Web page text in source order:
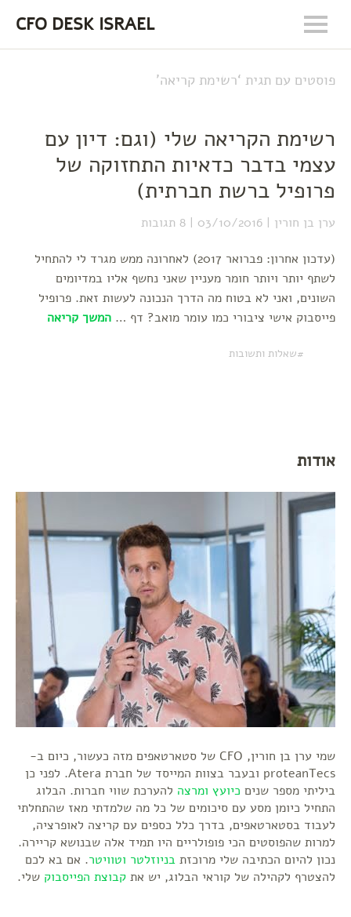
CFO DESK ISRAEL
פוסטים עם תגית ‘רשימת קריאה’
רשימת הקריאה שלי (וגם: דיון עם
עצמי בדבר כדאיות התחזוקה של
פרופיל ברשת חברתית)
ערן בן חורין 03/10/2016 8 תגובות
(עדכון אחרון: פברואר 2017) לאחרונה ממש מגרד לי להתחיל
לשתף יותר ויותר חומר מעניין שאני נחשף אליו במדיומים
השונים, ואני לא בטוח מה הדרך הנכונה לעשות זאת. פרופיל
פייסבוק אישי ציבורי כמו עומר מואב? דף … המשך קריאה
שאלות ותשובות
אודות
שמי ערן בן חורין, CFO של סטארטאפים מזה כעשור, כיום ב-
proteanTecs ובעבר בצוות המייסד של חברת Atera. לפני כן
ביליתי מספר שנים כיועץ ומרצה להערכת שווי חברות. הבלוג
התחיל כיומן מסע עם סיכומים של כל מה שלמדתי מאז שהתחלתי
לעבוד בסטארטאפים, בדרך כלל כספים עם קריצה לאופרציה,
למרות שהפוסטים הכי פופולריים היו תמיד אלה שבנושא קריירה.
נכון להיום הכתיבה שלי מרוכזת בניוזלטר וטוויטר. אם בא לכם
להצטרף לקהילה של קוראי הבלוג, יש את קבוצת הפייסבוק שלי.